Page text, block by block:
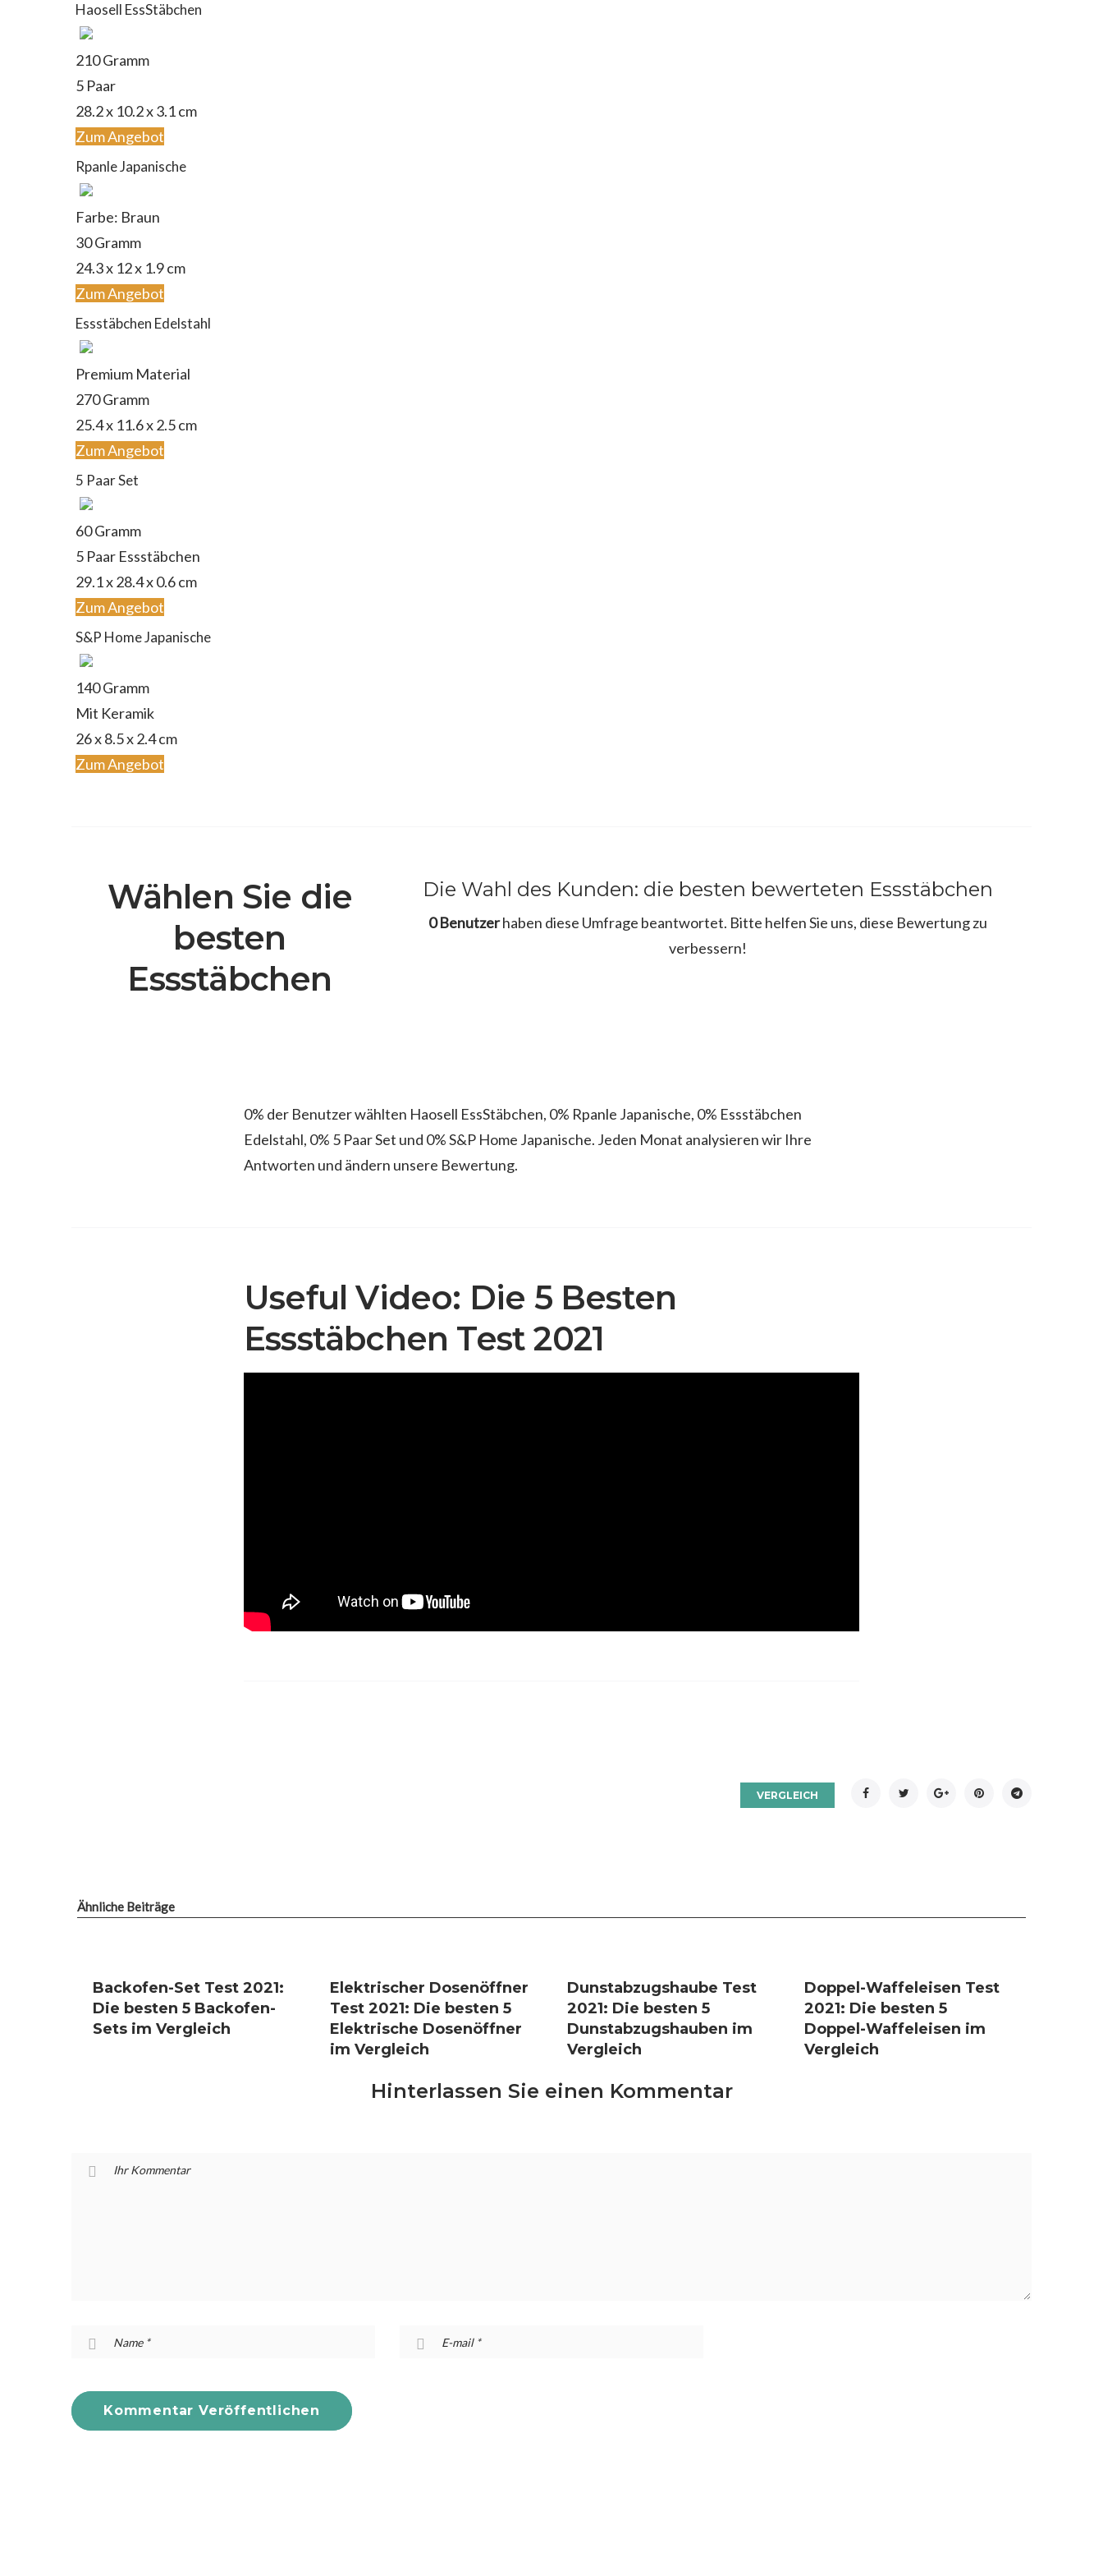
Haosell EssStäbchen
210 Gramm
5 Paar
‎28.2 x 10.2 x 3.1 cm
Zum Angebot
Rpanle Japanische
Farbe: Braun
30 Gramm
24.3 x 12 x 1.9 cm
Zum Angebot
Essstäbchen Edelstahl
Premium Material
270 Gramm
‎25.4 x 11.6 x 2.5 cm
Zum Angebot
5 Paar Set
60 Gramm
5 Paar Essstäbchen
‎29.1 x 28.4 x 0.6 cm
Zum Angebot
S&P Home Japanische
140 Gramm
Mit Keramik
‎26 x 8.5 x 2.4 cm
Zum Angebot
Wählen Sie die
besten
Essstäbchen
Die Wahl des Kunden: die besten bewerteten Essstäbchen
0 Benutzerhaben diese Umfrage beantwortet. Bitte helfen Sie uns, diese Bewertung zu
verbessern!
0% der Benutzer wählten Haosell EssStäbchen, 0% Rpanle Japanische, 0% Essstäbchen
Edelstahl, 0% 5 Paar Set und 0% S&P Home Japanische. Jeden Monat analysieren wir Ihre
Antworten und ändern unsere Bewertung.
Useful Video: Die 5 Besten
Essstäbchen Test 2021
VERGLEICH FacebookTwitterGoogle+PinterestTelegram
Ähnliche Beiträge
Backofen-Set Test 2021:
Die besten 5 Backofen-
Sets im Vergleich
Elektrischer Dosenöffner
Test 2021: Die besten 5
Elektrische Dosenöffner
im Vergleich
Dunstabzugshaube Test
2021: Die besten 5
Dunstabzugshauben im
Vergleich
Doppel-Waffeleisen Test
2021: Die besten 5
Doppel-Waffeleisen im
Vergleich
Hinterlassen Sie einen Kommentar